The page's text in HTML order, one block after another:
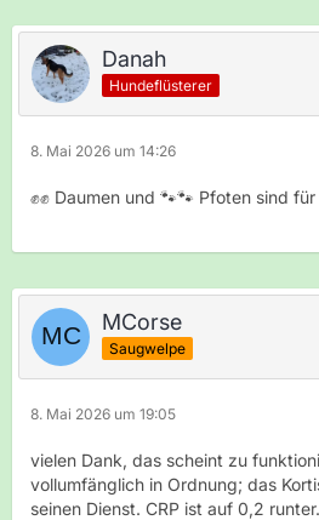
Danah
Hundeflüsterer
8. Mai 2026 um 14:26
✊✊ Daumen und 🐾🐾 Pfoten sind
MCorse
Saugwelpe
8. Mai 2026 um 19:05
vielen Dank, das scheint zu
vollumfänglich in Ordnung; das
seinen Dienst. CRP ist auf 0,2 runter.